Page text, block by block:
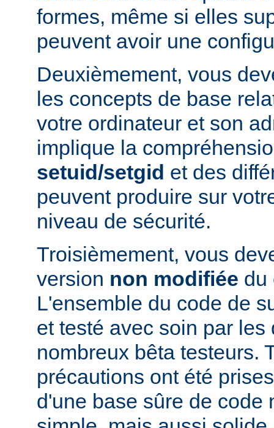
formes, même si elles
peuvent avoir une
Deuxièmement, vous
les concepts de base
votre ordinateur et son
implique la
setuid/setgid et des
peuvent produire sur
niveau de sécurité.
Troisièmement, vous
version non modifiée du
L'ensemble du code de
et testé avec soin par
nombreux bêta testeurs.
précautions ont été
d'une base sûre de code